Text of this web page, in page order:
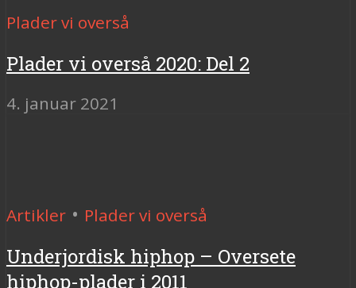
Plader vi overså
Plader vi overså 2020: Del 2
4. januar 2021
Artikler • Plader vi overså
Underjordisk hiphop – Oversete
hiphop-plader i 2011